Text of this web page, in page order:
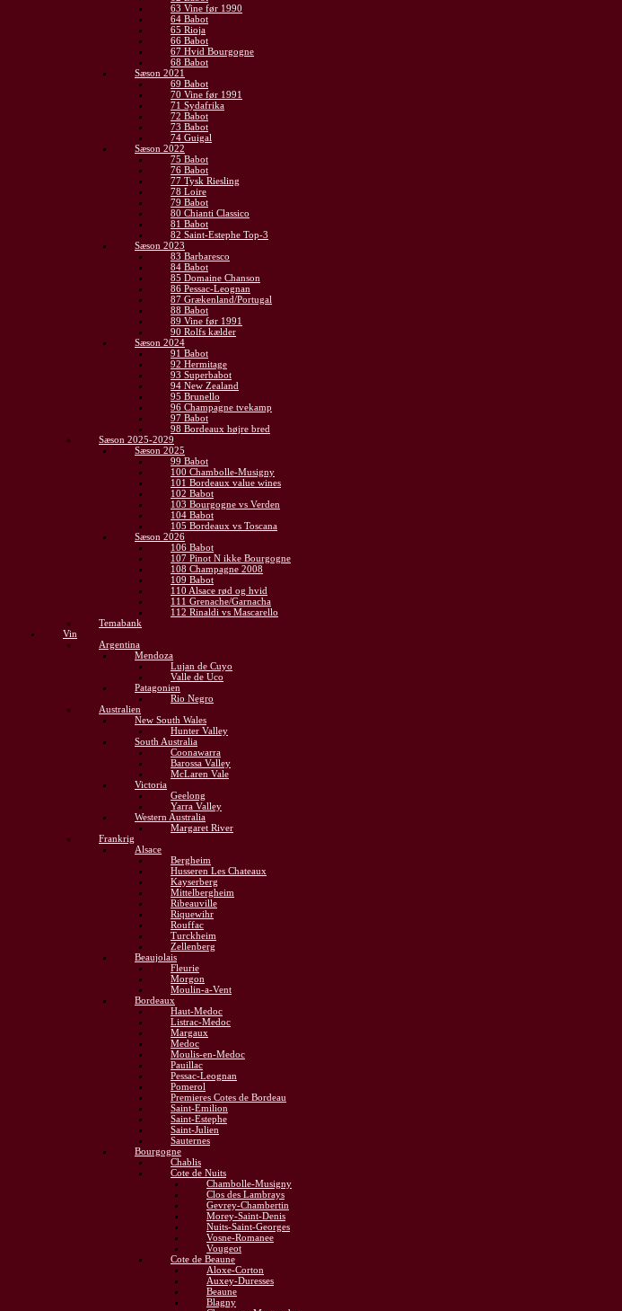
63 Vine før 1990
64 Babot
65 Rioja
66 Babot
67 Hvid Bourgogne
68 Babot
Sæson 2021
69 Babot
70 Vine før 1991
71 Sydafrika
72 Babot
73 Babot
74 Guigal
Sæson 2022
75 Babot
76 Babot
77 Tysk Riesling
78 Loire
79 Babot
80 Chianti Classico
81 Babot
82 Saint-Estephe Top-3
Sæson 2023
83 Barbaresco
84 Babot
85 Domaine Chanson
86 Pessac-Leognan
87 Grækenland/Portugal
88 Babot
89 Vine før 1991
90 Rolfs kælder
Sæson 2024
91 Babot
92 Hermitage
93 Superbabot
94 New Zealand
95 Brunello
96 Champagne tvekamp
97 Babot
98 Bordeaux højre bred
Sæson 2025-2029
Sæson 2025
99 Babot
100 Chambolle-Musigny
101 Bordeaux value wines
102 Babot
103 Bourgogne vs Verden
104 Babot
105 Bordeaux vs Toscana
Sæson 2026
106 Babot
107 Pinot N ikke Bourgogne
108 Champagne 2008
109 Babot
110 Alsace rød og hvid
111 Grenache/Garnacha
112 Rinaldi vs Mascarello
Temabank
Vin
Argentina
Mendoza
Lujan de Cuyo
Valle de Uco
Patagonien
Rio Negro
Australien
New South Wales
Hunter Valley
South Australia
Coonawarra
Barossa Valley
McLaren Vale
Victoria
Geelong
Yarra Valley
Western Australia
Margaret River
Frankrig
Alsace
Bergheim
Husseren Les Chateaux
Kayserberg
Mittelbergheim
Ribeauville
Riquewihr
Rouffac
Turckheim
Zellenberg
Beaujolais
Fleurie
Morgon
Moulin-a-Vent
Bordeaux
Haut-Medoc
Listrac-Medoc
Margaux
Medoc
Moulis-en-Medoc
Pauillac
Pessac-Leognan
Pomerol
Premieres Cotes de Bordeau
Saint-Emilion
Saint-Estephe
Saint-Julien
Sauternes
Bourgogne
Chablis
Cote de Nuits
Chambolle-Musigny
Clos des Lambrays
Gevrey-Chambertin
Morey-Saint-Denis
Nuits-Saint-Georges
Vosne-Romanee
Vougeot
Cote de Beaune
Aloxe-Corton
Auxey-Duresses
Beaune
Blagny